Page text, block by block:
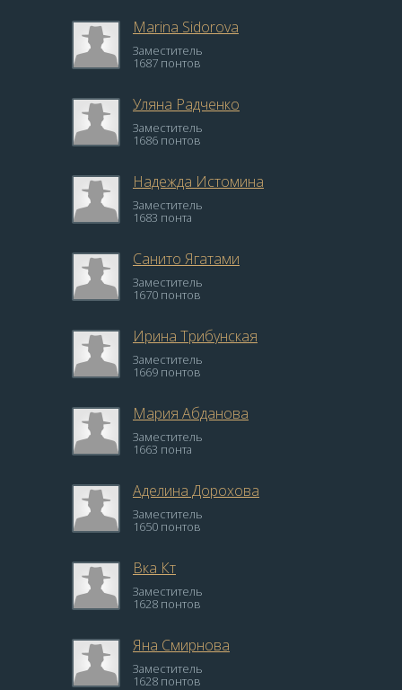
Marina Sidorova
Заместитель
1687 понтов
Уляна Радченко
Заместитель
1686 понтов
Надежда Истомина
Заместитель
1683 понта
Санито Ягатами
Заместитель
1670 понтов
Ирина Трибунская
Заместитель
1669 понтов
Мария Абданова
Заместитель
1663 понта
Аделина Дорохова
Заместитель
1650 понтов
Вка Кт
Заместитель
1628 понтов
Яна Смирнова
Заместитель
1628 понтов